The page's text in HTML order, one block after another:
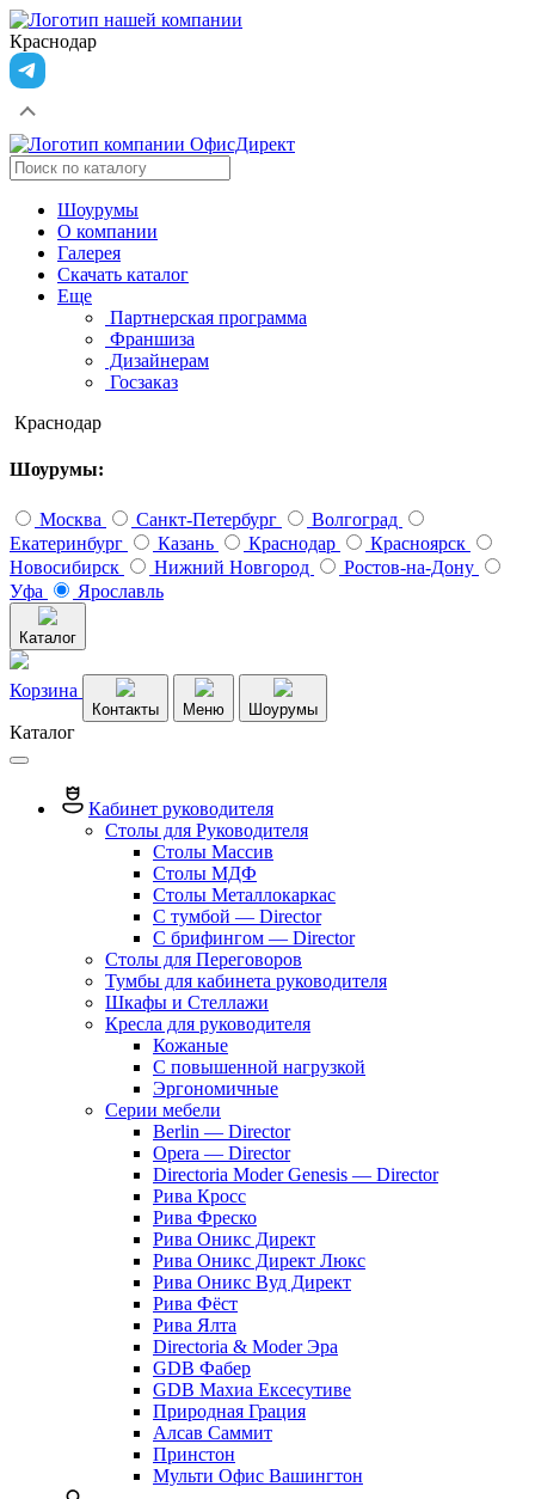
Краснодар
Шоурумы
О компании
Галерея
Скачать каталог
Еще
Партнерская программа
Франшиза
Дизайнерам
Госзаказ
Краснодар
Шоурумы:
Москва Санкт-Петербург
Волгоград
Екатеринбург
Казань Краснодар
Красноярск
Новосибирск
Нижний Новгород
Ростов-на-Дону
Уфа
Ярославль
Каталог
Корзина
Контакты Меню Шоурумы
Каталог
Кабинет руководителя
Столы для Руководителя
Столы Массив
Столы МДФ
Столы Металлокаркас
С тумбой — Director
C брифингом — Director
Столы для Переговоров
Тумбы для кабинета руководителя
Шкафы и Стеллажи
Кресла для руководителя
Кожаные
С повышенной нагрузкой
Эргономичные
Серии мебели
Berlin — Director
Opera — Director
Directoria Moder Genesis — Director
Рива Кросс
Рива Фреско
Рива Оникс Директ
Рива Оникс Директ Люкс
Рива Оникс Вуд Директ
Рива Фёст
Рива Ялта
Directoria & Moder Эра
GDB Фабер
GDB Махиа Ексесутиве
Природная Грация
Алсав Саммит
Принстон
Мульти Офис Вашингтон